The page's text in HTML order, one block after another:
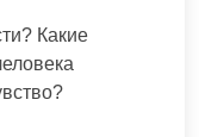
Какие